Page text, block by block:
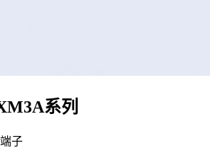
系列
子